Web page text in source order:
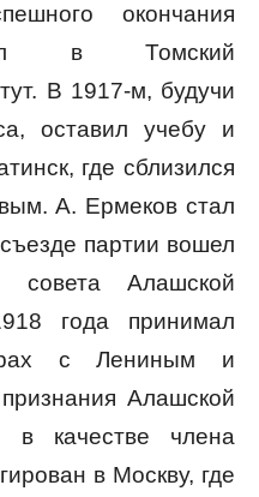
окончания
в Томский
В 1917-м, будучи
оставил учебу и
где сблизился
А. Ермеков стал
партии вошел
совета Алашской
года принимал
с Лениным и
Алашской
в качестве члена
в Москву, где